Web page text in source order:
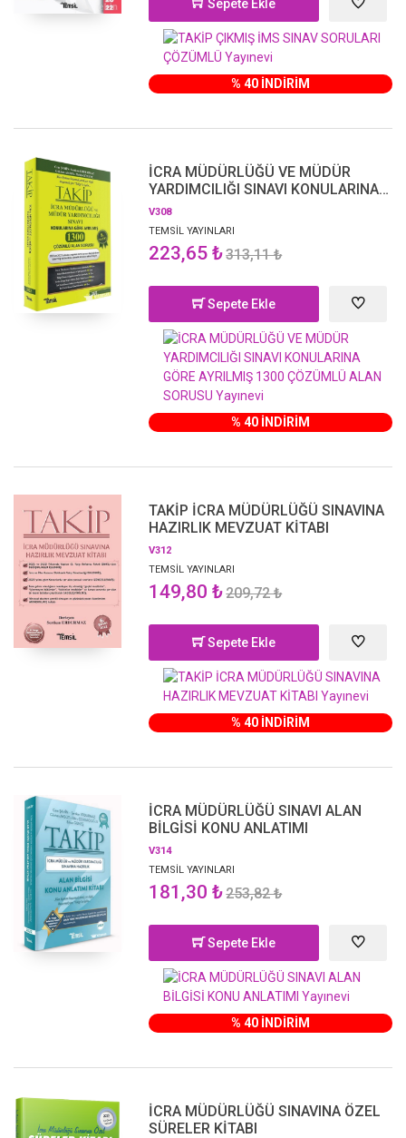
Sepete Ekle
% 40 İNDİRİM
İCRA MÜDÜRLÜĞÜ VE MÜDÜR
YARDIMCILIĞI SINAVI KONULARINA
GÖRE AYRILMIŞ 1300 ÇÖZÜMLÜ
ALAN SORUSU
V308
TEMSİL YAYINLARI
223,65 ₺313,11 ₺
Sepete Ekle
% 40 İNDİRİM
TAKİP İCRA MÜDÜRLÜĞÜ SINAVINA
HAZIRLIK MEVZUAT KİTABI
V312
TEMSİL YAYINLARI
149,80 ₺209,72 ₺
Sepete Ekle
% 40 İNDİRİM
İCRA MÜDÜRLÜĞÜ SINAVI ALAN
BİLGİSİ KONU ANLATIMI
V314
TEMSİL YAYINLARI
181,30 ₺253,82 ₺
Sepete Ekle
% 40 İNDİRİM
İCRA MÜDÜRLÜĞÜ SINAVINA ÖZEL
SÜRELER KİTABI